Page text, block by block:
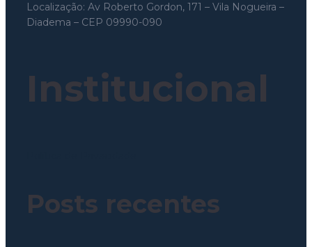
Localização: Av Roberto Gordon, 171 – Vila Nogueira –
Diadema – CEP 09990-090
Institucional
Posts recentes